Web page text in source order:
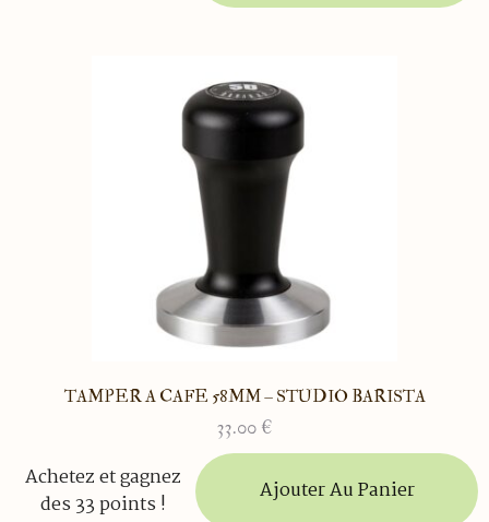
TAMPER A CAFE 58MM – STUDIO BARISTA
33.00 €
Achetez et gagnez
des 33 points !
Ajouter Au Panier